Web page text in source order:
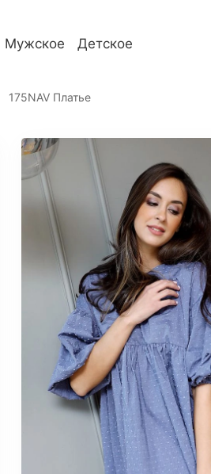
Мужское Детское
175NAV Платье